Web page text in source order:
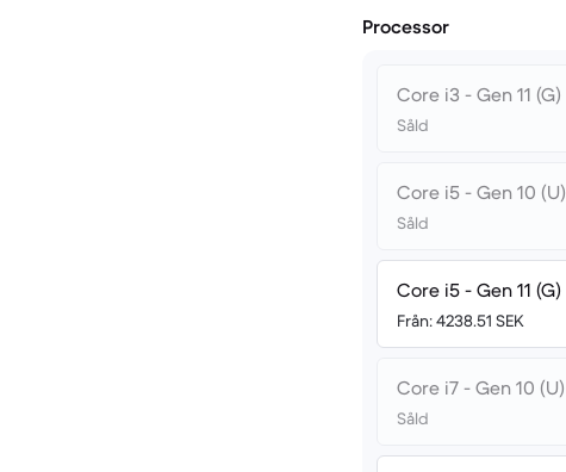
Processor
Core i3 - Gen 11 (G)
Såld
Core i5 - Gen 10 (U)
Såld
Core i5 - Gen 11 (G)
Från: 4238.51 SEK
Core i7 - Gen 10 (U)
Såld